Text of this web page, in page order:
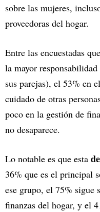
sobre las mujeres,
proveedoras del hogar.
Entre las encuestadas
la mayor
sus parejas), el 53% en
cuidado de otras
poco en la gestión de
no desaparece.
Lo notable es que esta
36% que es el principal
ese grupo, el 75% sigue
finanzas del hogar, y el